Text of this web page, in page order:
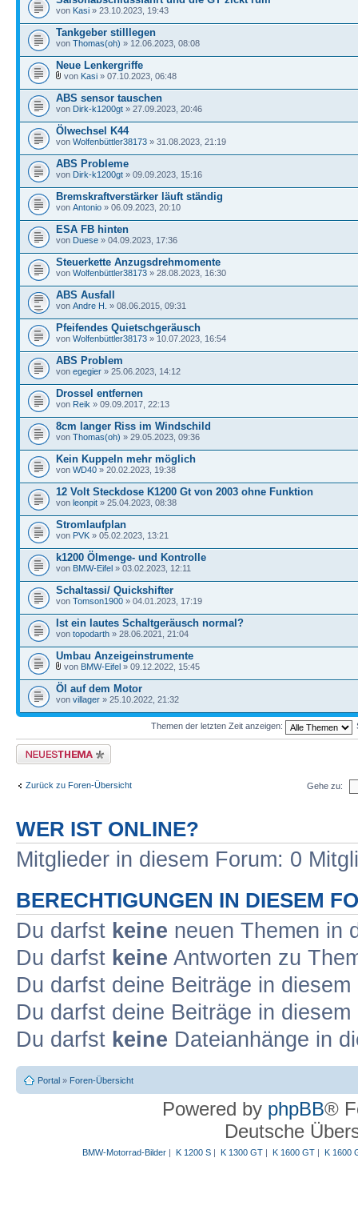
von Kasi » 23.10.2023, 19:43
Tankgeber stilllegen
von Thomas(oh) » 12.06.2023, 08:08
Neue Lenkergriffe
von Kasi » 07.10.2023, 06:48
ABS sensor tauschen
von Dirk-k1200gt » 27.09.2023, 20:46
Ölwechsel K44
von Wolfenbüttler38173 » 31.08.2023, 21:19
ABS Probleme
von Dirk-k1200gt » 09.09.2023, 15:16
Bremskraftverstärker läuft ständig
von Antonio » 06.09.2023, 20:10
ESA FB hinten
von Duese » 04.09.2023, 17:36
Steuerkette Anzugsdrehmomente
von Wolfenbüttler38173 » 28.08.2023, 16:30
ABS Ausfall
von Andre H. » 08.06.2015, 09:31
Pfeifendes Quietschgeräusch
von Wolfenbüttler38173 » 10.07.2023, 16:54
ABS Problem
von egegier » 25.06.2023, 14:12
Drossel entfernen
von Reik » 09.09.2017, 22:13
8cm langer Riss im Windschild
von Thomas(oh) » 29.05.2023, 09:36
Kein Kuppeln mehr möglich
von WD40 » 20.02.2023, 19:38
12 Volt Steckdose K1200 Gt von 2003 ohne Funktion
von leonpit » 25.04.2023, 08:38
Stromlaufplan
von PVK » 05.02.2023, 13:21
k1200 Ölmenge- und Kontrolle
von BMW-Eifel » 03.02.2023, 12:11
Schaltassi/ Quickshifter
von Tomson1900 » 04.01.2023, 17:19
Ist ein lautes Schaltgeräusch normal?
von topodarth » 28.06.2021, 21:04
Umbau Anzeigeinstrumente
von BMW-Eifel » 09.12.2022, 15:45
Öl auf dem Motor
von villager » 25.10.2022, 21:32
Themen der letzten Zeit anzeigen:
Neues Thema erstellen
Zurück zu Foren-Übersicht Gehe zu:
WER IST ONLINE?
Mitglieder in diesem Forum: 0
BERECHTIGUNGEN IN DIESEM
Du darfst keine neuen Themen in
Du darfst keine Antworten zu
Du darfst deine Beiträge in
Du darfst deine Beiträge in
Du darfst keine Dateianhänge in
Portal » Foren-Übersicht
Powered by phpBB®
Deutsche
BMW-Motorrad-Bilder| K 1200 S| K 1300 GT| K 1600 GT| K 1600